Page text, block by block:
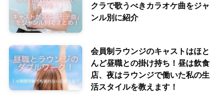
クラで歌うべきカラオケ曲をジャ
ンル別に紹介
会員制ラウンジのキャストはほと
んど昼職との掛け持ち！昼は飲食
店、夜はラウンジで働いた私の生
活スタイルを教えます！